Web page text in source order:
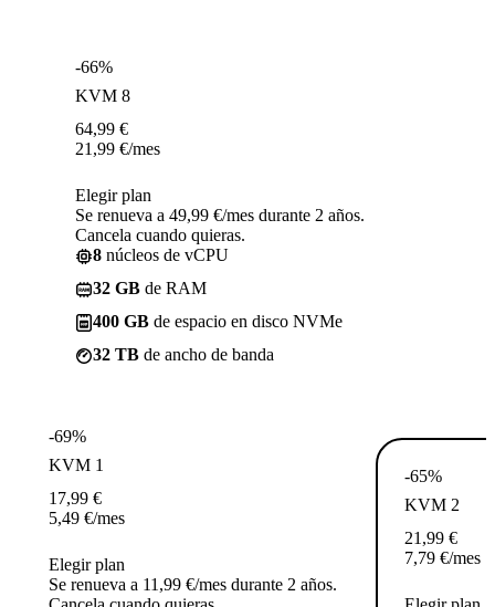
-66%
KVM 8
64,99 €
21,99 €/mes
Elegir plan
Se renueva a 49,99 €/mes durante 2 años.
Cancela cuando quieras.
8 núcleos de vCPU
32 GB de RAM
400 GB de espacio en disco NVMe
32 TB de ancho de banda
-69%
KVM 1
17,99 €
5,49 €/mes
Elegir plan
Se renueva a 11,99 €/mes durante 2 años.
-65%
KVM 2
21,99 €
7,79 €/mes